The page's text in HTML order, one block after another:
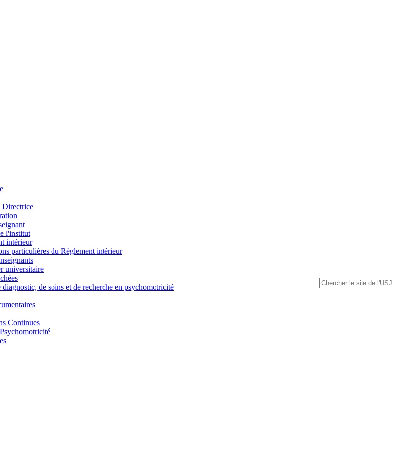
Directrice
l'institut
intérieur
particulières du Règlement intérieur
universitaire
diagnostic, de soins et de recherche en psychomotricité
Continues